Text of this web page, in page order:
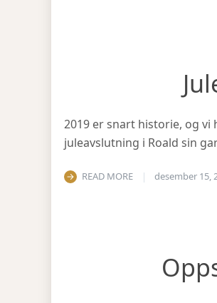
2019 er snart historie, og
juleavslutning i Roald sin
READ MORE desember 15,